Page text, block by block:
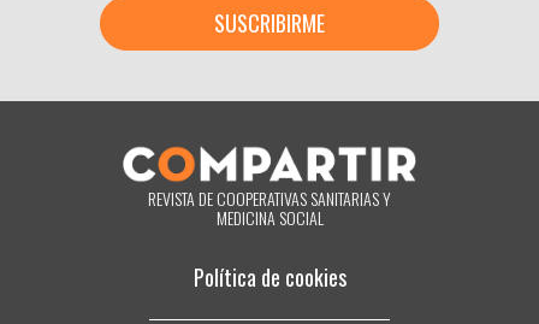
tratando sus datos personales y a revocar cuando lo desee, con efecto
inmediato, su consentimiento para ello. También puede acceder a sus
datos personales, rectificar los que sean inexactos o solicitar su
fueron recogidos. Al hacer clic acepta expresamente que podamos
cambiar de opinión en cualquier momento haciendo clic en el enlace
«darme de baja» que hay en el pie de página de cualquier correo
electrónico que reciba de nuestra parte, o poniéndose en contacto
con nosotros en el correo electrónico compartir@fespriu.org.
REVISTA DE COOPERATIVAS SANITARIAS Y
MEDICINA SOCIAL
Política de cookies